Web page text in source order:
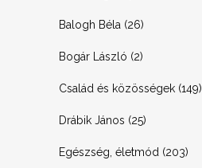
Balogh Béla (26)
Bogár László (2)
Család és közösségek (149)
Drábik János (25)
Egészség, életmód (203)